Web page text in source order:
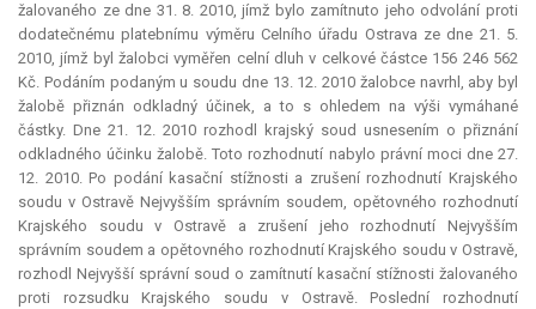
žalovaného ze dne 31. 8. 2010, jímž bylo zamítnuto jeho odvolání proti
dodatečnému platebnímu výměru Celního úřadu Ostrava ze dne 21. 5.
2010, jímž byl žalobci vyměřen celní dluh v celkové částce 156 246 562
Kč. Podáním podaným u soudu dne 13. 12. 2010 žalobce navrhl, aby byl
žalobě přiznán odkladný účinek, a to s ohledem na výši vymáhané
částky. Dne 21. 12. 2010 rozhodl krajský soud usnesením o přiznání
odkladného účinku žalobě. Toto rozhodnutí nabylo právní moci dne 27.
12. 2010. Po podání kasační stížnosti a zrušení rozhodnutí Krajského
soudu v Ostravě Nejvyšším správním soudem, opětovného rozhodnutí
Krajského soudu v Ostravě a zrušení jeho rozhodnutí Nejvyšším
správním soudem a opětovného rozhodnutí Krajského soudu v Ostravě,
rozhodl Nejvyšší správní soud o zamítnutí kasační stížnosti žalovaného
proti rozsudku Krajského soudu v Ostravě. Poslední rozhodnutí